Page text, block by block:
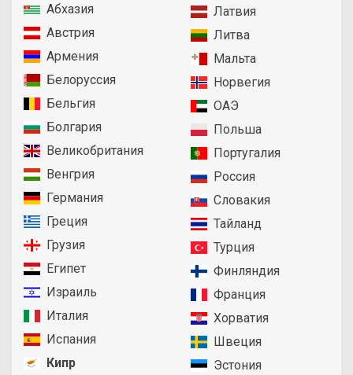
Абхазия
Австрия
Армения
Белоруссия
Бельгия
Болгария
Великобритания
Венгрия
Германия
Греция
Грузия
Египет
Израиль
Италия
Испания
Кипр
Латвия
Литва
Мальта
Норвегия
ОАЭ
Польша
Португалия
Россия
Словакия
Тайланд
Турция
Финляндия
Франция
Хорватия
Швеция
Эстония